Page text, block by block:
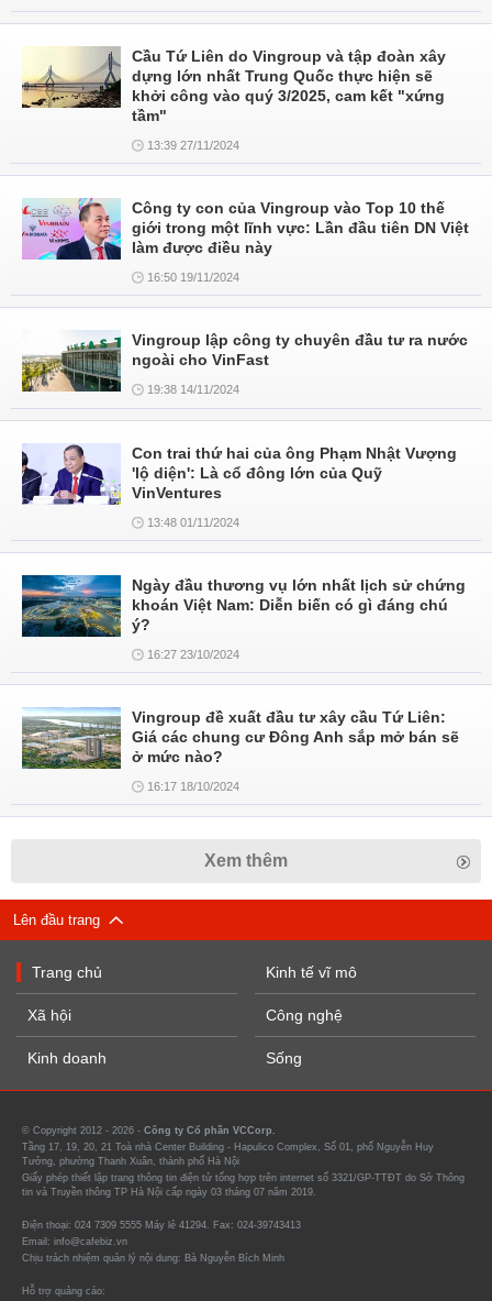
Cầu Tứ Liên do Vingroup và tập đoàn xây
dựng lớn nhất Trung Quốc thực hiện sẽ
khởi công vào quý 3/2025, cam kết "xứng
tầm"
13:39 27/11/2024
Công ty con của Vingroup vào Top 10 thế
giới trong một lĩnh vực: Lần đầu tiên DN Việt
làm được điều này
16:50 19/11/2024
Vingroup lập công ty chuyên đầu tư ra nước
ngoài cho VinFast
19:38 14/11/2024
Con trai thứ hai của ông Phạm Nhật Vượng
'lộ diện': Là cổ đông lớn của Quỹ
VinVentures
13:48 01/11/2024
Ngày đầu thương vụ lớn nhất lịch sử chứng
khoán Việt Nam: Diễn biến có gì đáng chú
ý?
16:27 23/10/2024
Vingroup đề xuất đầu tư xây cầu Tứ Liên:
Giá các chung cư Đông Anh sắp mở bán sẽ
ở mức nào?
16:17 18/10/2024
Xem thêm
Lên đầu trang
Trang chủ
Xã hội
Kinh doanh
Kinh tế vĩ mô
Công nghệ
Sống
© Copyright 2012 - 2026 - Công ty Cổ phần VCCorp.
Tầng 17, 19, 20, 21 Toà nhà Center Building - Hapulico Complex, Số 01, phố Nguyễn Huy
Tưởng, phường Thanh Xuân, thành phố Hà Nội
Giấy phép thiết lập trang thông tin điện tử tổng hợp trên internet số 3321/GP-TTĐT do Sở Thông
tin và Truyền thông TP Hà Nội cấp ngày 03 tháng 07 năm 2019.
Điện thoại: 024 7309 5555 Máy lẻ 41294. Fax: 024-39743413
Email: info@cafebiz.vn
Chịu trách nhiệm quản lý nội dung: Bà Nguyễn Bích Minh
Hỗ trợ quảng cáo: